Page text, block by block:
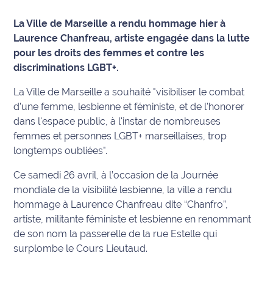
Éducation
Emploi
Info
route
Justice
Loisirs
Météo
Politique
La Ville de Marseille a rendu hommage hier à
Laurence Chanfreau, artiste engagée dans la lutte
pour les droits des femmes et contre les
discriminations LGBT+.
La Ville de Marseille a souhaité "visibiliser le combat
d’une femme, lesbienne et féministe, et de l'honorer
dans l'espace public, à l'instar de nombreuses
femmes et personnes LGBT+ marseillaises, trop
longtemps oubliées".
Ce samedi 26 avril, à l’occasion de la Journée
mondiale de la visibilité lesbienne, la ville a rendu
hommage à Laurence Chanfreau dite “Chanfro”,
artiste, militante féministe et lesbienne en renommant
de son nom la passerelle de la rue Estelle qui
surplombe le Cours Lieutaud.